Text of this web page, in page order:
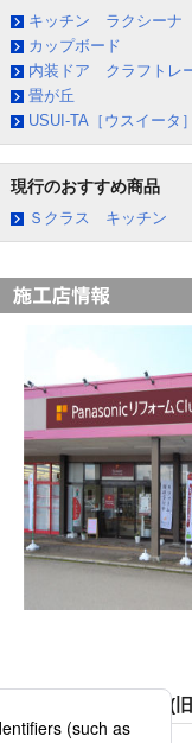
キッチン ラクシーナ
カップボード
内装ドア クラフトレ
畳が丘
USUI-TA［ウスイータ］
現行のおすすめ商品
Ｓクラス キッチン
丸良木材産業株式会社(